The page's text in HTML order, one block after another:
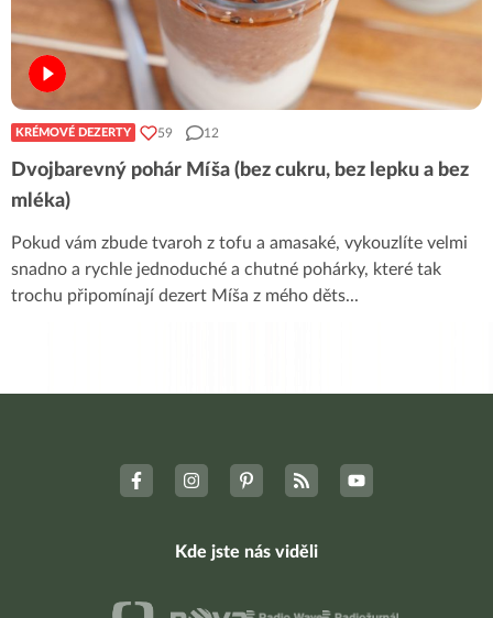
KRÉMOVÉ DEZERTY 59 12
Dvojbarevný pohár Míša (bez cukru, bez lepku a bez
mléka)
Pokud vám zbude tvaroh z tofu a amasaké, vykouzlíte velmi
snadno a rychle jednoduché a chutné pohárky, které tak
trochu připomínají dezert Míša z mého děts...
Kde jste nás viděli